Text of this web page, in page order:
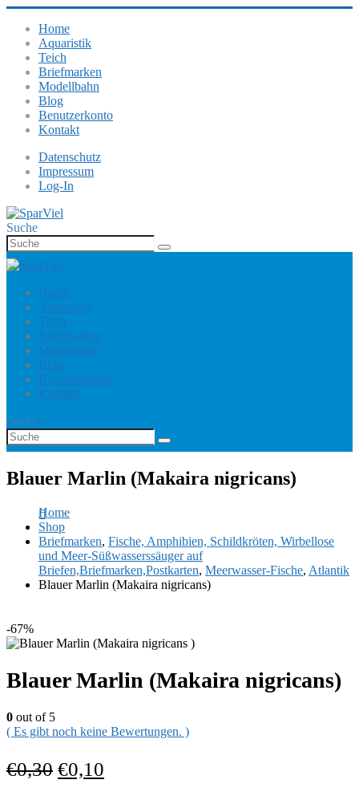
Home
Aquaristik
Teich
Briefmarken
Modellbahn
Blog
Benutzerkonto
Kontakt
Datenschutz
Impressum
Log-In
Suche
Home
Aquaristik
Teich
Briefmarken
Modellbahn
Blog
Benutzerkonto
Kontakt
Suche
Blauer Marlin (Makaira nigricans)
Home
Shop
Briefmarken, Fische, Amphibien, Schildkröten, Wirbellose
und Meer-Süßwasserssäuger auf
Briefen,Briefmarken,Postkarten, Meerwasser-Fische, Atlantik
Blauer Marlin (Makaira nigricans)
-67%
Blauer Marlin (Makaira nigricans)
0 out of 5
( Es gibt noch keine Bewertungen. )
€0,30 €0,10